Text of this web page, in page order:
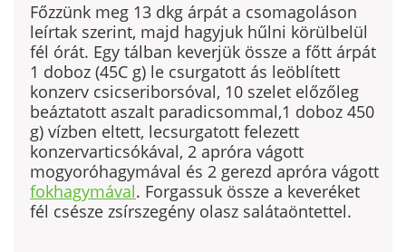
Főzzünk meg 13 dkg árpát a csomagoláson
leírtak szerint, majd hagyjuk hűlni körülbelül
fél órát. Egy tálban keverjük össze a főtt árpát
1 doboz (45C g) le csurgatott ás leöblített
konzerv csicseriborsóval, 10 szelet előzőleg
beáztatott aszalt paradicsommal,1 doboz 450
g) vízben eltett, lecsurgatott felezett
konzervarticsókával, 2 apróra vágott
mogyoróhagymával és 2 gerezd apróra vágott
fokhagymával. Forgassuk össze a keveréket
fél csésze zsírszegény olasz salátaöntettel.